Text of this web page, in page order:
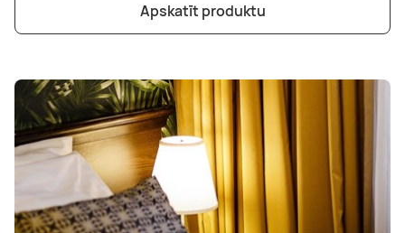
Apskatīt produktu